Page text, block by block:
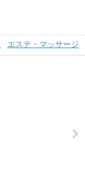
エステ・マッサージ